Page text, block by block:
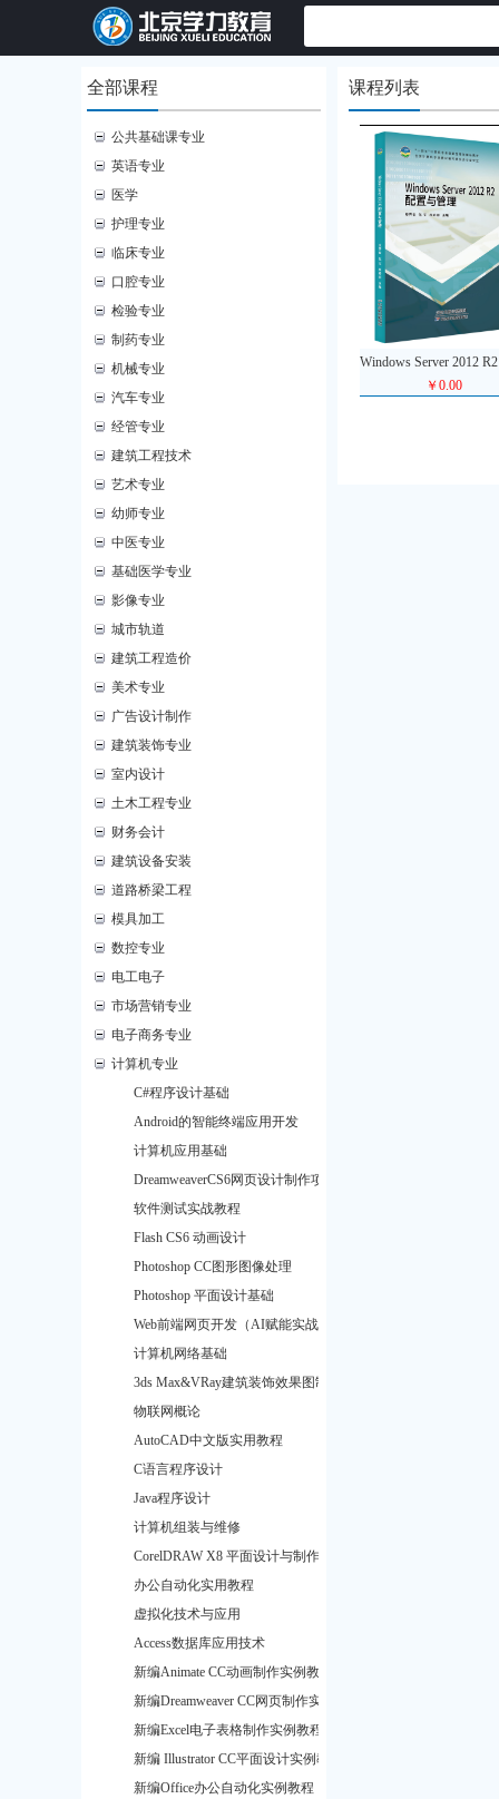
全部课程
公共基础课专业
英语专业
医学
护理专业
临床专业
口腔专业
检验专业
制药专业
机械专业
汽车专业
经管专业
建筑工程技术
艺术专业
幼师专业
中医专业
基础医学专业
影像专业
城市轨道
建筑工程造价
美术专业
广告设计制作
建筑装饰专业
室内设计
土木工程专业
财务会计
建筑设备安装
道路桥梁工程
模具加工
数控专业
电工电子
市场营销专业
电子商务专业
计算机专业
C#程序设计基础
Android的智能终端应用开发
计算机应用基础
DreamweaverCS6网页设计制作项目教程
软件测试实战教程
Flash CS6 动画设计
Photoshop CC图形图像处理
Photoshop 平面设计基础
Web前端网页开发（AI赋能实战版）
计算机网络基础
3ds Max&VRay建筑装饰效果图制作
物联网概论
AutoCAD中文版实用教程
C语言程序设计
Java程序设计
计算机组装与维修
CorelDRAW X8 平面设计与制作
办公自动化实用教程
虚拟化技术与应用
Access数据库应用技术
新编Animate CC动画制作实例教程
新编Dreamweaver CC网页制作实例教程
新编Excel电子表格制作实例教程
新编 Illustrator CC平面设计实例教程
新编Office办公自动化实例教程
课程列表
￥0.00